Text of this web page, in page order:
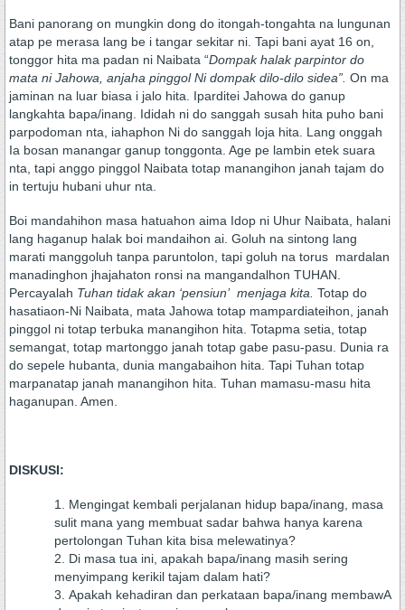
Bani panorang on mungkin dong do itongah-tongahta na lungunan
atap pe merasa lang be i tangar sekitar ni. Tapi bani ayat 16 on,
tonggor hita ma padan ni Naibata “Dompak halak parpintor do
mata ni Jahowa, anjaha pinggol Ni dompak dilo-dilo sidea”. On ma
jaminan na luar biasa i jalo hita. Iparditei Jahowa do ganup
langkahta bapa/inang. Ididah ni do sanggah susah hita puho bani
parpodoman nta, iahaphon Ni do sanggah loja hita. Lang onggah
Ia bosan manangar ganup tonggonta. Age pe lambin etek suara
nta, tapi anggo pinggol Naibata totap manangihon janah tajam do
in tertuju hubani uhur nta.
Boi mandahihon masa hatuahon aima Idop ni Uhur Naibata, halani
lang haganup halak boi mandaihon ai. Goluh na sintong lang
marati manggoluh tanpa paruntolon, tapi goluh na torus mardalan
manadinghon jhajahaton ronsi na mangandalhon TUHAN.
Percayalah Tuhan tidak akan ‘pensiun’ menjaga kita. Totap do
hasatiaon-Ni Naibata, mata Jahowa totap mampardiateihon, janah
pinggol ni totap terbuka manangihon hita. Totapma setia, totap
semangat, totap martonggo janah totap gabe pasu-pasu. Dunia ra
do sepele hubanta, dunia mangabaihon hita. Tapi Tuhan totap
marpanatap janah manangihon hita. Tuhan mamasu-masu hita
haganupan. Amen.
DISKUSI:
Mengingat kembali perjalanan hidup bapa/inang, masa
sulit mana yang membuat sadar bahwa hanya karena
pertolongan Tuhan kita bisa melewatinya?
Di masa tua ini, apakah bapa/inang masih sering
menyimpang kerikil tajam dalam hati?
Apakah kehadiran dan perkataan bapa/inang membawA